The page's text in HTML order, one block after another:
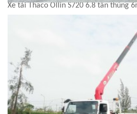
Xe tải Thaco Ollin S720 6.8 tấn thùng